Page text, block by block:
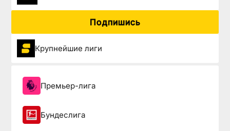
Подпишись
Крупнейшие лиги
Премьер-лига
Бундеслига